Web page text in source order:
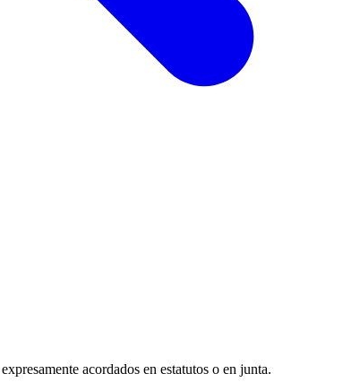
acordados en estatutos o en junta.